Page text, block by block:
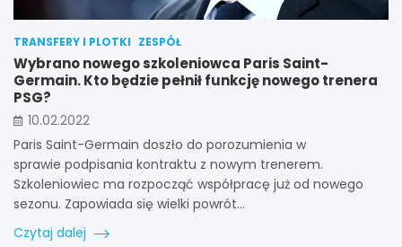
TRANSFERY I PLOTKI ZESPÓŁ
Wybrano nowego szkoleniowca Paris Saint-
Germain. Kto będzie pełnił funkcję nowego trenera
PSG?
10.02.2022
Paris Saint-Germain doszło do porozumienia w
sprawie podpisania kontraktu z nowym trenerem.
Szkoleniowiec ma rozpocząć współpracę już od nowego
sezonu. Zapowiada się wielki powrót…
Czytaj dalej